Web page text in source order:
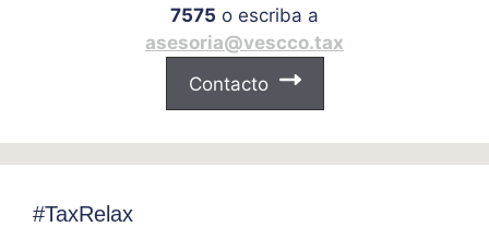
7575 o escriba a
asesoria@vescco.tax
Contacto
#TaxRelax